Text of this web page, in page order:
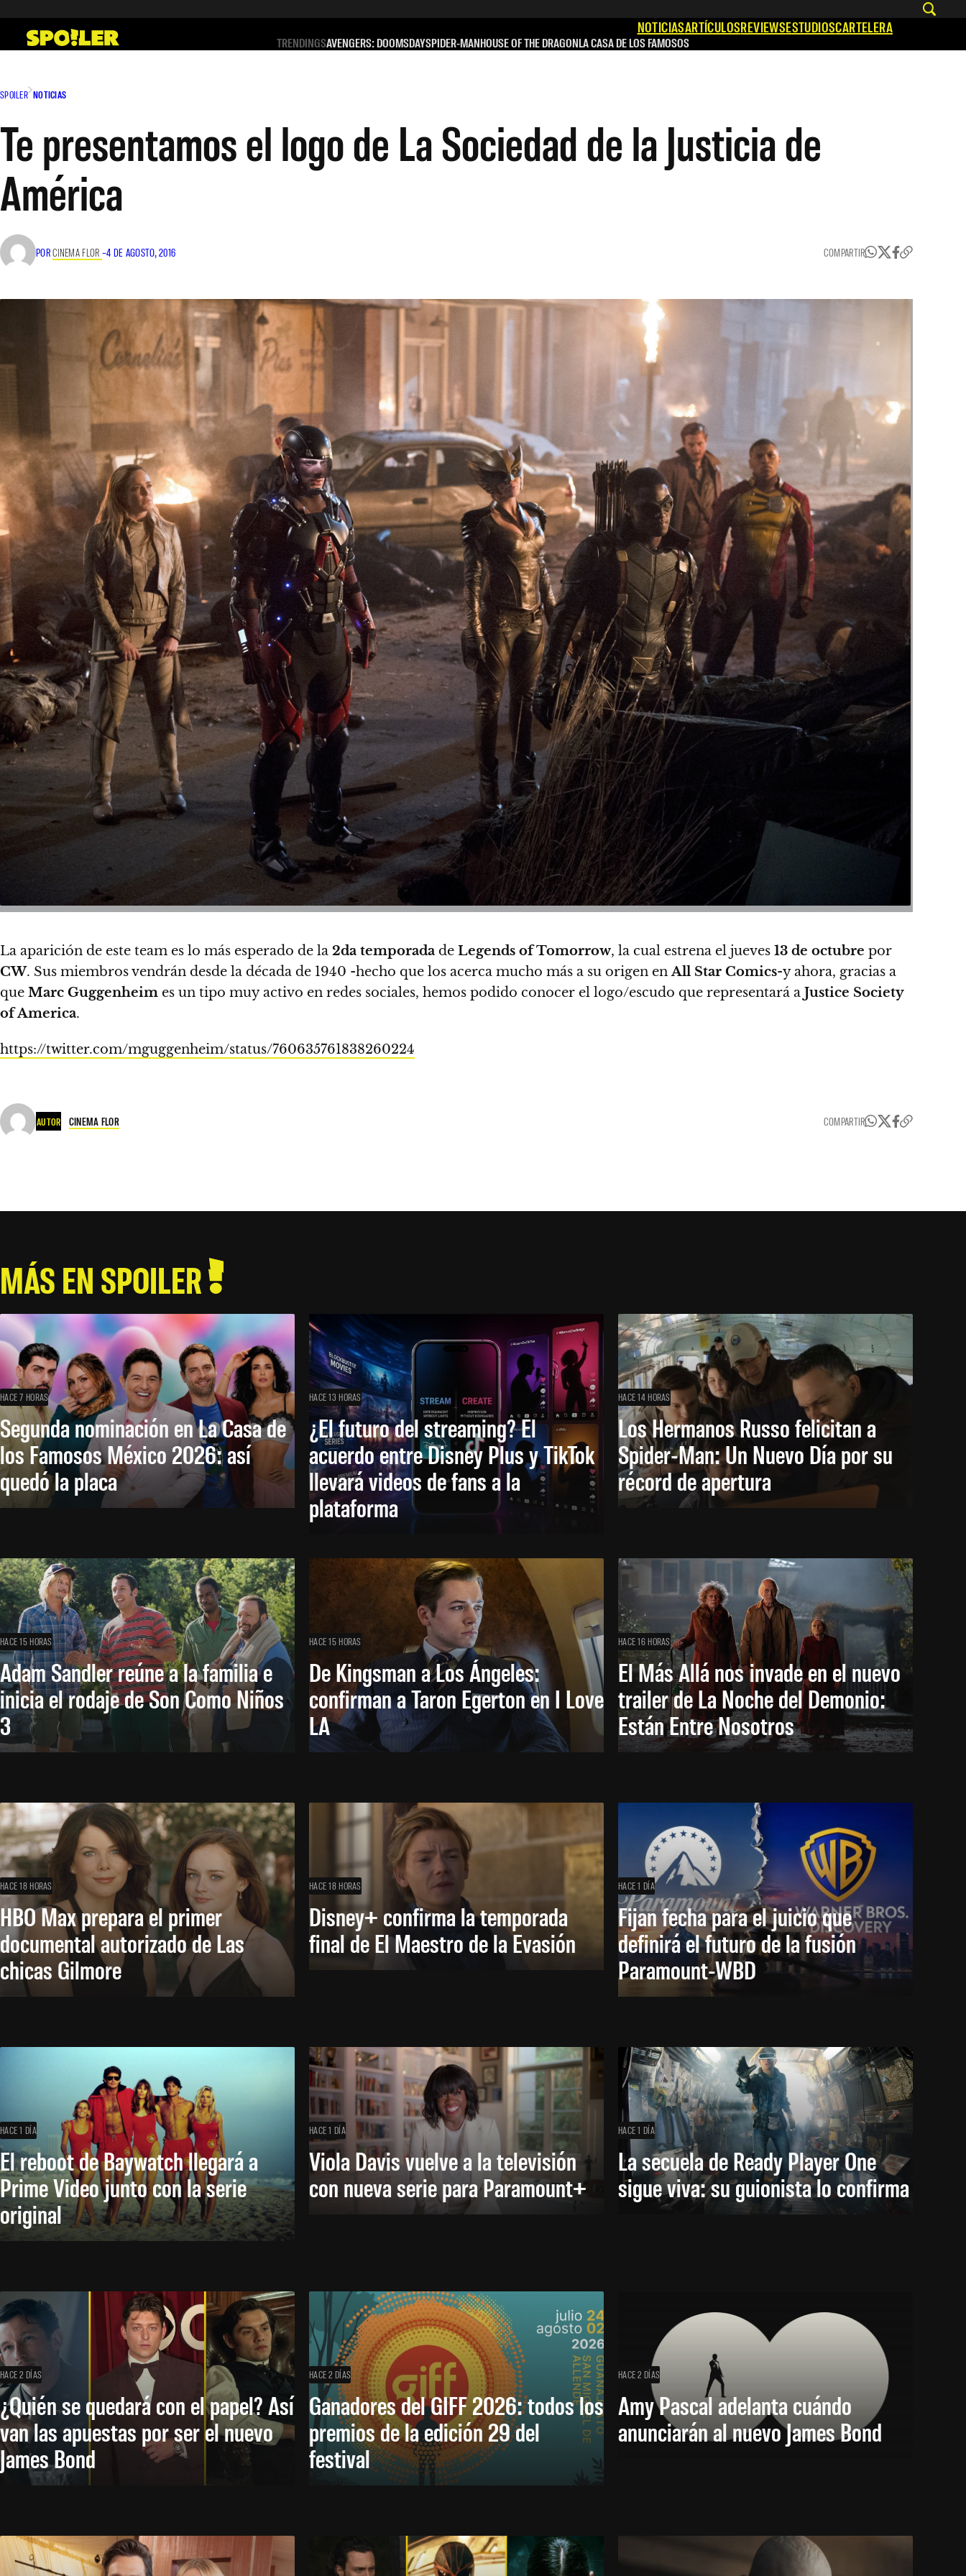
contenido
NOTICIASARTÍCULOSREVIEWSESTUDIOSCARTELERA
TRENDINGSAVENGERS: DOOMSDAYSPIDER-MANHOUSE OF THE DRAGONLA CASA DE LOS FAMOSOS
SPOILER NOTICIAS
Te presentamos el logo de La Sociedad de la Justicia de
América
PORCINEMA FLOR –4 DE AGOSTO, 2016 COMPARTIR
La aparición de este team es lo más esperado de la 2da temporada de Legends of Tomorrow, la cual estrena el jueves 13 de octubre por
CW. Sus miembros vendrán desde la década de 1940 -hecho que los acerca mucho más a su origen enAll Star Comics-y ahora, gracias a
que Marc Guggenheim es un tipo muy activo en redes sociales, hemos podido conocer el logo/escudo que representará a Justice Society
of America.
https://twitter.com/mguggenheim/status/760635761838260224
AUTOR CINEMA FLOR COMPARTIR
MÁS EN SPOILER
HACE 7 HORAS
Segunda nominación en La Casa de
los Famosos México 2026: así
quedó la placa
HACE 13 HORAS
¿El futuro del streaming? El
acuerdo entre Disney Plus y TikTok
llevará videos de fans a la
plataforma
HACE 14 HORAS
Los Hermanos Russo felicitan a
Spider-Man: Un Nuevo Día por su
récord de apertura
HACE 15 HORAS
Adam Sandler reúne a la familia e
inicia el rodaje de Son Como Niños
3
HACE 15 HORAS
De Kingsman a Los Ángeles:
confirman a Taron Egerton en I Love
LA
HACE 16 HORAS
El Más Allá nos invade en el nuevo
trailer de La Noche del Demonio:
Están Entre Nosotros
HACE 18 HORAS
HBO Max prepara el primer
documental autorizado de Las
chicas Gilmore
HACE 18 HORAS
Disney+ confirma la temporada
final de El Maestro de la Evasión
HACE 1 DÍA
Fijan fecha para el juicio que
definirá el futuro de la fusión
Paramount-WBD
HACE 1 DÍA
El reboot de Baywatch llegará a
Prime Video junto con la serie
original
HACE 1 DÍA
Viola Davis vuelve a la televisión
con nueva serie para Paramount+
HACE 1 DÍA
La secuela de Ready Player One
sigue viva: su guionista lo confirma
HACE 2 DÍAS
¿Quién se quedará con el papel? Así
van las apuestas por ser el nuevo
James Bond
HACE 2 DÍAS
Ganadores del GIFF 2026: todos los
premios de la edición 29 del
festival
HACE 2 DÍAS
Amy Pascal adelanta cuándo
anunciarán al nuevo James Bond